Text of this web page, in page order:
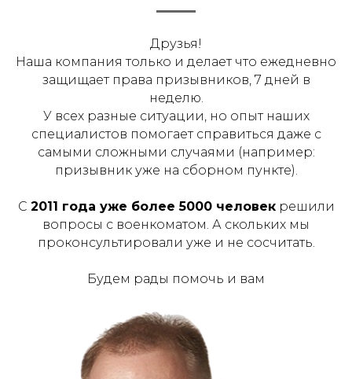
Друзья!
Наша компания только и делает что ежедневно
защищает права призывников, 7 дней в
неделю.
У всех разные ситуации, но опыт наших
специалистов помогает справиться даже с
самыми сложными случаями (например:
призывник уже на сборном пункте).
С 2011 года уже более 5000 человекрешили
вопросы с военкоматом. А скольких мы
проконсультировали уже и не сосчитать.
Будем рады помочь и вам